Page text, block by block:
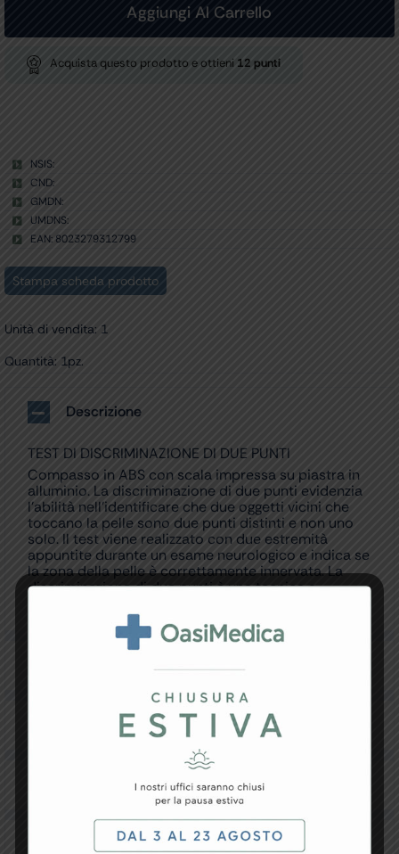
Aggiungi Al Carrello
Acquista questo prodotto e ottieni 12 punti
NSIS:
CND:
GMDN:
UMDNS:
EAN: 8023279312799
Stampa scheda prodotto
Unità di vendita: 1
Quantità: 1pz.
Descrizione
TEST DI DISCRIMINAZIONE DI DUE PUNTI
Compasso in ABS con scala impressa su piastra in
alluminio. La discriminazione di due punti evidenzia
l’abilità nell’identificare che due oggetti vicini che
toccano la pelle sono due punti distinti e non uno
solo. Il test viene realizzato con due estremità
appuntite durante un esame neurologico e indica se
la zona della pelle è correttamente innervata. La
discriminazione di due punti è una tecnica e
Resi e Garanzia
Downloads
Recensioni